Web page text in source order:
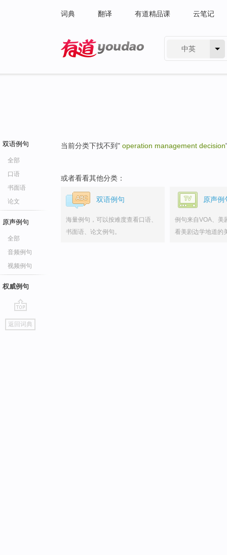
词典 翻译 有道精品课 云笔记
中英
双语例句
全部
口语
书面语
论文
原声例句
全部
音频例句
视频例句
权威例句
go
top
返回词典
当前分类下找不到" operation management decision
或者看看其他分类：
双语例句
海量例句，可以按难度查看口语、
书面语、论文例句。
原声例
例句来自VOA、美
看美剧边学地道的